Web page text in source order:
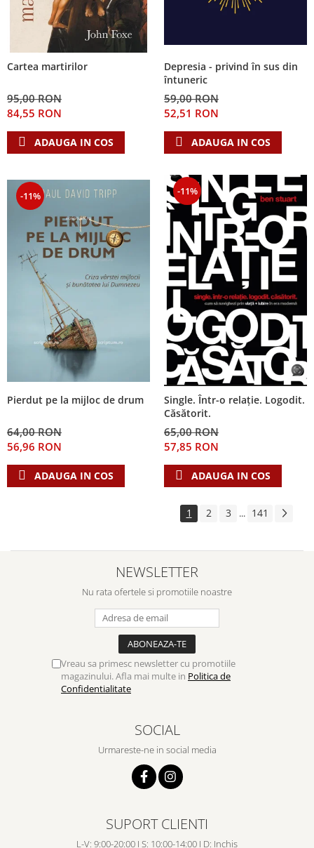
Cartea martirilor
95,00 RON
84,55 RON
ADAUGA IN COS
Depresia - privind în sus din
întuneric
59,00 RON
52,51 RON
ADAUGA IN COS
-11%
Pierdut pe la mijloc de drum
64,00 RON
56,96 RON
ADAUGA IN COS
-11%
Single. Într-o relație. Logodit.
Căsătorit.
65,00 RON
57,85 RON
ADAUGA IN COS
1 2 3 ... 141
NEWSLETTER
Nu rata ofertele si promotiile noastre
Vreau sa primesc newsletter cu promotiile
magazinului. Afla mai multe in Politica de
Confidentialitate
SOCIAL
Urmareste-ne in social media
SUPORT CLIENTI
L-V: 9:00-20:00 I S: 10:00-14:00 I D: Inchis